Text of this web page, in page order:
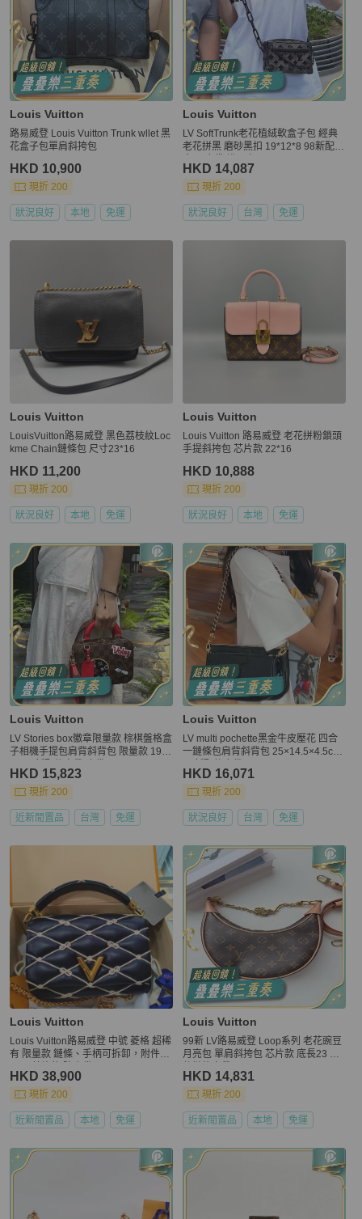
Louis Vuitton
路易威登 Louis Vuitton Trunk wllet 黑
花盒子包單肩斜挎包
HKD 10,900
現折 200
狀況良好 本地 免運
Louis Vuitton
LV SoftTrunk老花植絨軟盒子包 經典
老花拼黑 磨砂黑扣 19*12*8 98新配件
HKD 14,087
現折 200
狀況良好 台灣 免運
Louis Vuitton
LouisVuitton路易威登 黑色荔枝紋Loc
kme Chain鏈條包 尺寸23*16
HKD 11,200
現折 200
狀況良好 本地 免運
Louis Vuitton
Louis Vuitton 路易威登 老花拼粉鎖頭
手提斜挎包 芯片款 22*16
HKD 10,888
現折 200
狀況良好 本地 免運
Louis Vuitton
LV Stories box徽章限量款 棕棋盤格盒
子相機手提包肩背斜背包 限量款 19×
HKD 15,823
現折 200
近新閒置品 台灣 免運
Louis Vuitton
LV multi pochette黑金牛皮壓花 四合
一鏈條包肩背斜背包 25×14.5×4.5cm
HKD 16,071
現折 200
狀況良好 台灣 免運
Louis Vuitton
Louis Vuitton路易威登 中號 菱格 超稀
有 限量款 鏈條、手柄可拆卸，附件鏡
HKD 38,900
現折 200
近新閒置品 本地 免運
Louis Vuitton
99新 LV路易威登 Loop系列 老花豌豆
月亮包 單肩斜挎包 芯片款 底長23 附
HKD 14,831
現折 200
近新閒置品 本地 免運